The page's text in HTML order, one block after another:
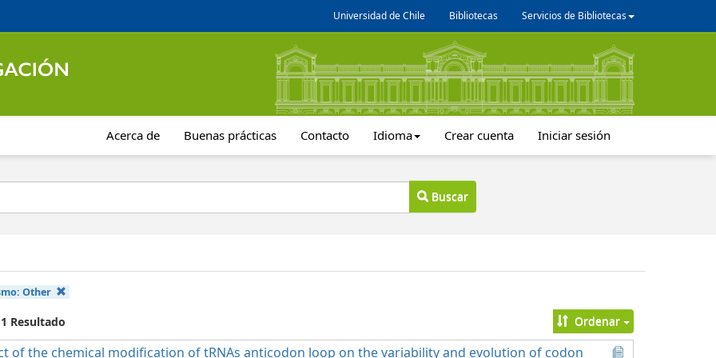
Universidad de Chile Bibliotecas Servicios de Bibliotecas
Acerca de Buenas prácticas Contacto Idioma Crear cuenta Iniciar sesión
Buscar
Other
Resultado Ordenar
of the chemical modification of tRNAs anticodon loop on the variability and evolution of codon